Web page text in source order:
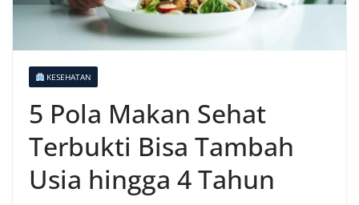
KESEHATAN
5 Pola Makan Sehat
Terbukti Bisa Tambah
Usia hingga 4 Tahun